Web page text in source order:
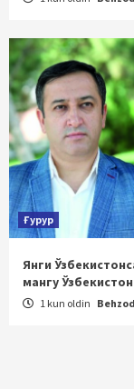
Ғурур
Янги
мангу
1 kun oldin Behzod